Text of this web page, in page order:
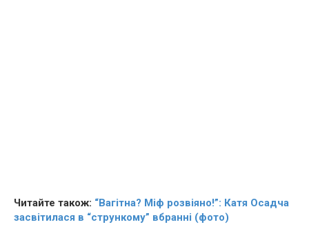
Читайте також: “Вагітна? Міф розвіяно!”: Катя Осадча
засвітилася в “стрункому” вбранні (фото)